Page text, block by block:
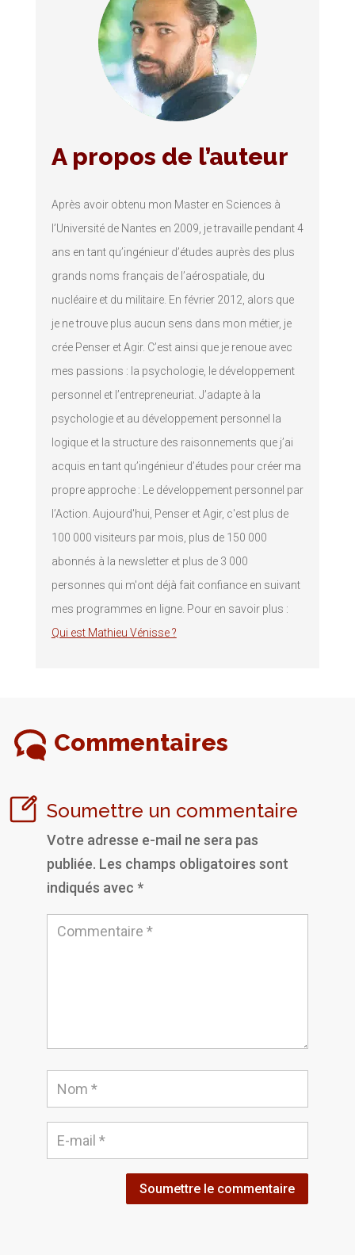
A propos de l’auteur
Après avoir obtenu mon Master en Sciences à
l’Université de Nantes en 2009, je travaille pendant 4
ans en tant qu’ingénieur d’études auprès des plus
grands noms français de l’aérospatiale, du
nucléaire et du militaire. En février 2012, alors que
je ne trouve plus aucun sens dans mon métier, je
crée Penser et Agir. C’est ainsi que je renoue avec
mes passions : la psychologie, le développement
personnel et l’entrepreneuriat. J’adapte à la
psychologie et au développement personnel la
logique et la structure des raisonnements que j’ai
acquis en tant qu’ingénieur d’études pour créer ma
propre approche : Le développement personnel par
l’Action. Aujourd'hui, Penser et Agir, c'est plus de
100 000 visiteurs par mois, plus de 150 000
abonnés à la newsletter et plus de 3 000
personnes qui m'ont déjà fait confiance en suivant
mes programmes en ligne. Pour en savoir plus :
Qui est Mathieu Vénisse ?
Commentaires
Soumettre un commentaire
Votre adresse e-mail ne sera pas
publiée. Les champs obligatoires sont
indiqués avec *
Soumettre le commentaire